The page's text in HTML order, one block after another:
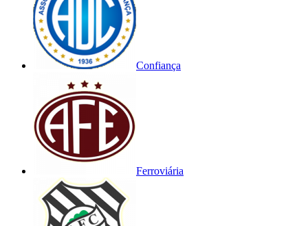
Confiança
Ferroviária